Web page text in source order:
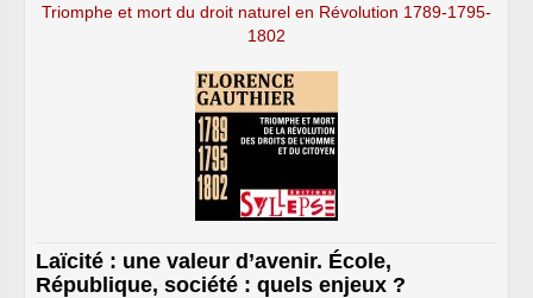
Triomphe et mort du droit naturel en Révolution 1789-1795-
1802
Laïcité : une valeur d’avenir. École,
République, société : quels enjeux ?